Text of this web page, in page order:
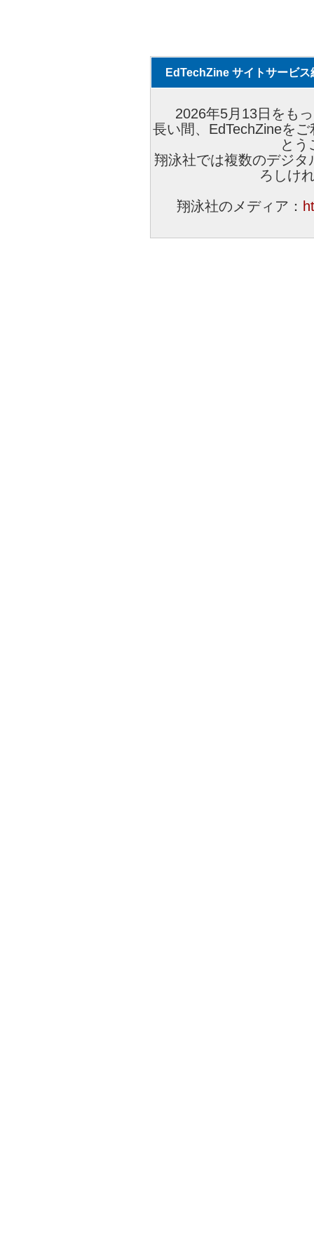
EdTechZine サイトサービス
2026年5月13日をも
長い間、EdTechZineを
とう
翔泳社では複数のデジ
ろしけ
翔泳社のメディア：